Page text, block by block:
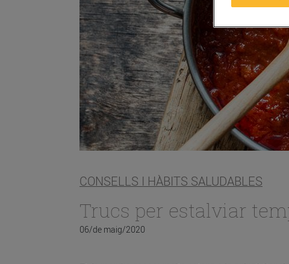
CONSELLS I HÀBITS SALUDABLES
Trucs per estalviar
06/de maig/2020